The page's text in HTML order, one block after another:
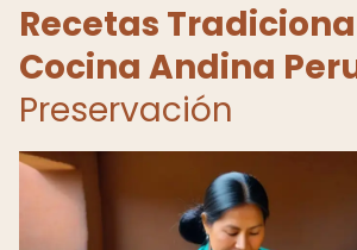
Recetas
Cocina Andina
Preservación